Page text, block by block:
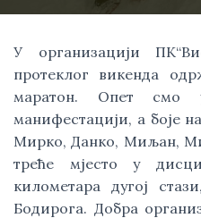
У организацији
протеклог викенда
маратон. Опет смо
манифестацији, а боје
Мирко, Данко, Миљан,
треће мјесто у
километара дугој
Бодирога. Добра